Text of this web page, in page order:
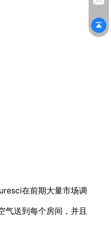
在前期大量市场调
气送到每个房间，并且